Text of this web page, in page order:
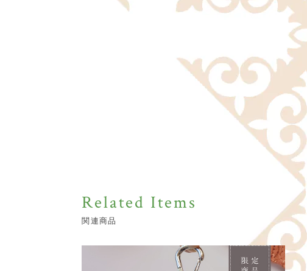
Related Items
関連商品